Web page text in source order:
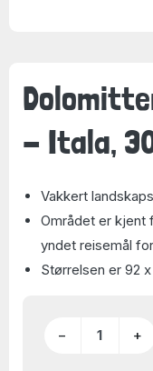
- Itala,
Vakkert
Området er kjent
yndet reisemål
Størrelsen er 92
− +